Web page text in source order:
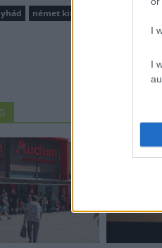
I
I
német kitelepítés
Helyi hírek